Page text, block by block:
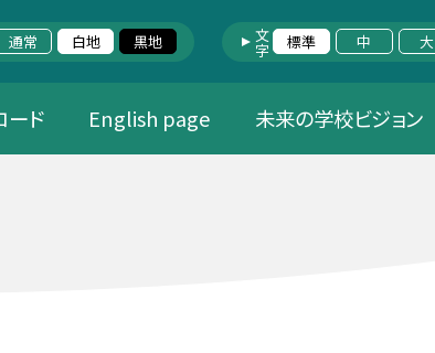
通常 白地 黒地 文字 標準 中 大
ード English page 未来の学校ビジョン